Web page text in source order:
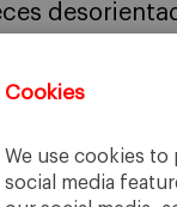
Cookies
We use cookies
social media